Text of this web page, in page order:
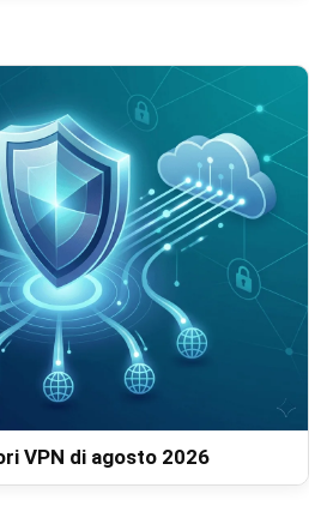
VPN di agosto 2026